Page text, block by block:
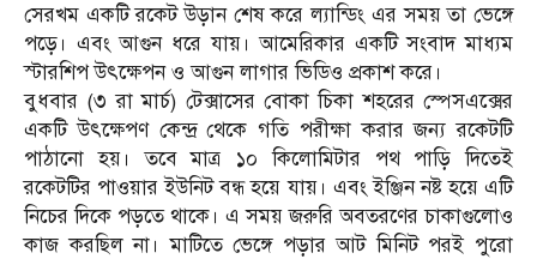
সেরখম একটি রকেট উড়ান শেষ করে ল্যান্ডিং এর সময় তা ভেঙ্গে
পড়ে। এবং আগুন ধরে যায়। আমেরিকার একটি সংবাদ মাধ্যম
স্টারশিপ উৎক্ষেপন ও আগুন লাগার ভিডিও প্রকাশ করে।
বুধবার (৩ রা মার্চ) টেক্সাসের বোকা চিকা শহরের স্পেসএক্সের
একটি উৎক্ষেপণ কেন্দ্র থেকে গতি পরীক্ষা করার জন্য রকেটটি
পাঠানো হয়। তবে মাত্র ১০ কিলোমিটার পথ পাড়ি দিতেই
রকেটটির পাওয়ার ইউনিট বন্ধ হয়ে যায়। এবং ইঞ্জিন নষ্ট হয়ে এটি
নিচের দিকে পড়তে থাকে। এ সময় জরুরি অবতরণের চাকাগুলোও
কাজ করছিল না। মাটিতে ভেঙ্গে পড়ার আট মিনিট পরই পুরো